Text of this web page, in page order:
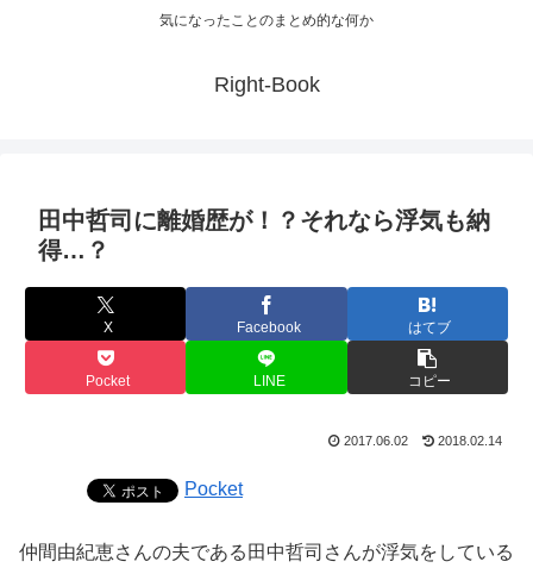
気になったことのまとめ的な何か
Right-Book
田中哲司に離婚歴が！？それなら浮気も納
得…？
X Facebook はてブ
Pocket LINE コピー
2017.06.02 2018.02.14
Pocket
仲間由紀恵さんの夫である田中哲司さんが浮気をしている